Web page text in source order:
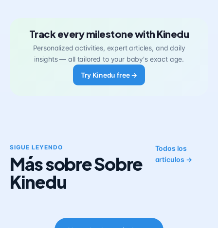
Track every milestone with Kinedu
Personalized activities, expert articles, and daily
insights — all tailored to your baby's exact age.
Try Kinedu free →
SIGUE LEYENDO
Más sobre Sobre
Kinedu
Todos los
artículos →